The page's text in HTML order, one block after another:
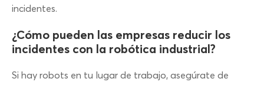
incidentes.
¿Cómo pueden las empresas reducir los
incidentes con la robótica industrial?
Si hay robots en tu lugar de trabajo, asegúrate de